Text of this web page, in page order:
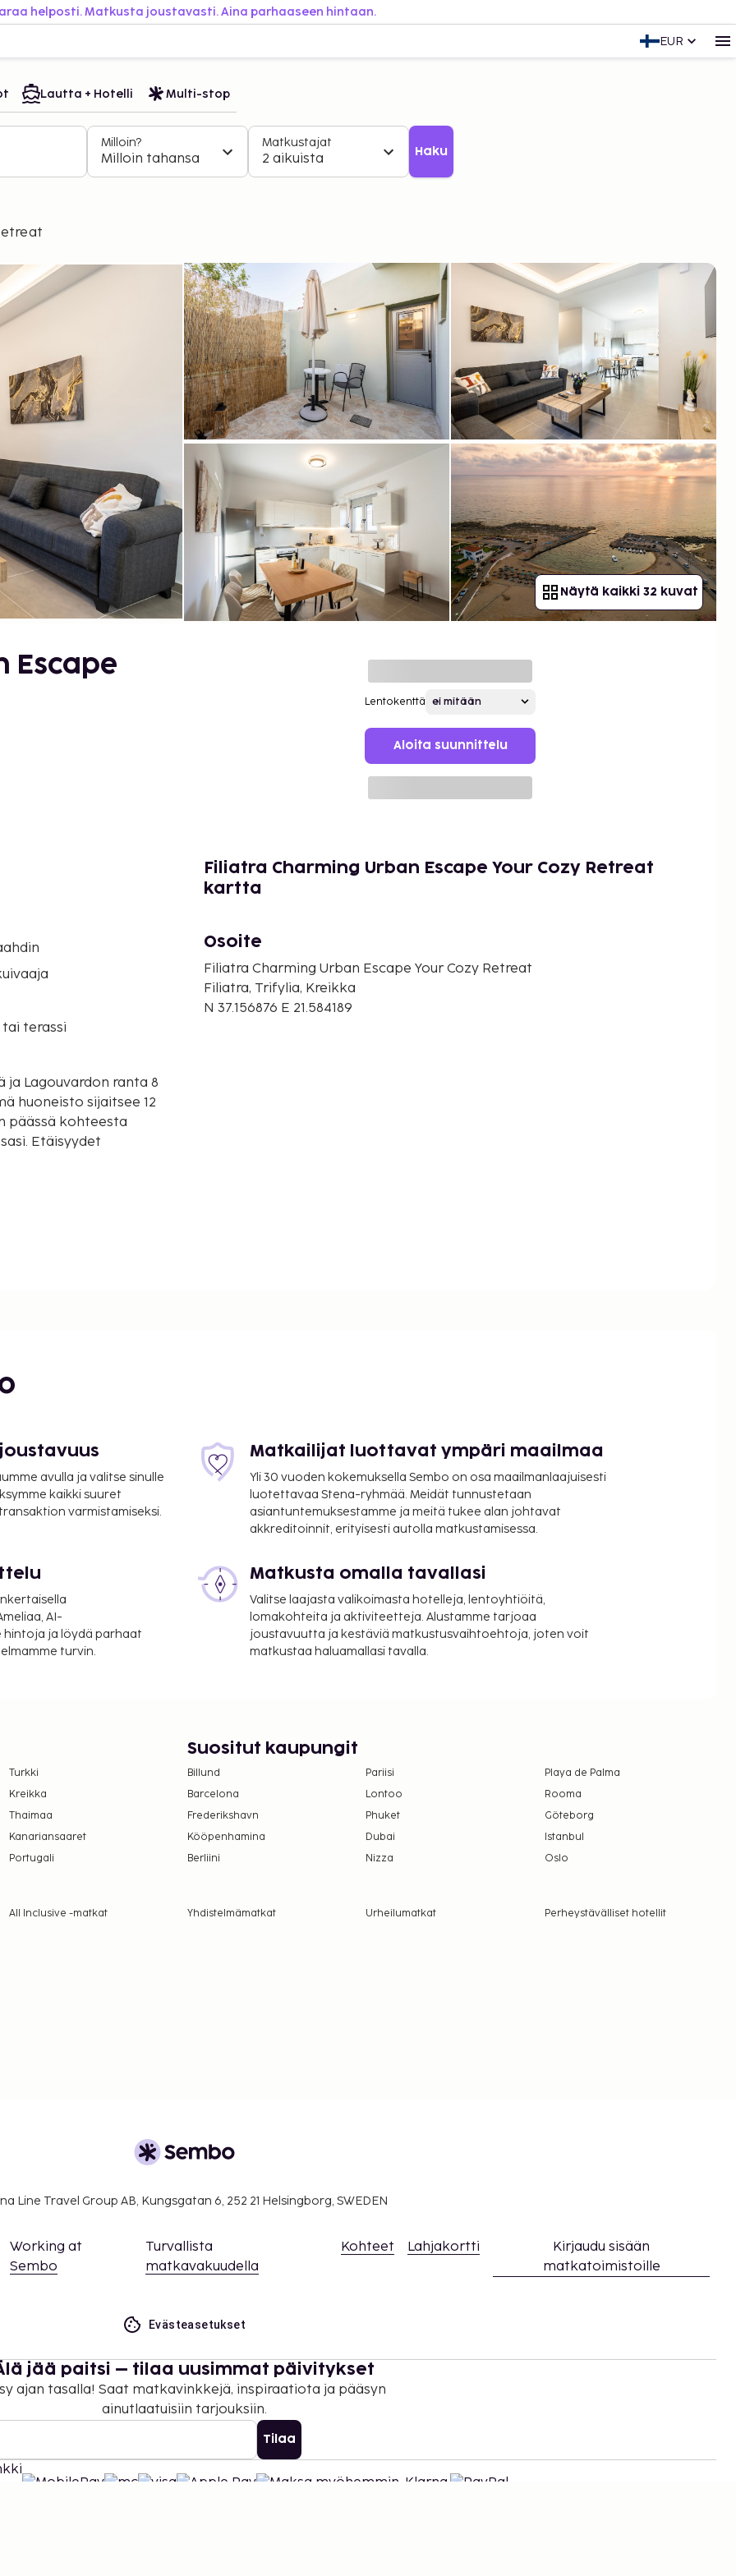
helposti. Matkusta joustavasti. Aina parhaaseen hintaan.
EUR
Lautta + Hotelli Multi-stop
Milloin?
Milloin tahansa
Matkustajat
2 aikuista Haku
Näytä kaikki 32 kuvat
Escape
Lentokenttä
Aloita suunnittelu
terassi
ja Lagouvardon ranta 8
päässä kohteesta
Etäisyydet
kansainvälinen
maksut.
majoituspaikassa.
peritä ympäri
2.00 EUR per
maksut.
voi ylittää 500
Saat lisätietoja
Filiatra Charming Urban Escape Your Cozy Retreat
kartta
Osoite
Filiatra Charming Urban Escape Your Cozy Retreat
Filiatra, Trifylia, Kreikka
N 37.156876 E 21.584189
avulla ja valitse sinulle
kaikki suuret
varmistamiseksi.
Matkailijat luottavat ympäri maailmaa
Yli 30 vuoden kokemuksella Sembo on osa maailmanlaajuisesti
luotettavaa Stena-ryhmää. Meidät tunnustetaan
asiantuntemuksestamme ja meitä tukee alan johtavat
akkreditoinnit, erityisesti autolla matkustamisessa.
AI-
ja löydä parhaat
turvin.
Matkusta omalla tavallasi
Valitse laajasta valikoimasta hotelleja, lentoyhtiöitä,
lomakohteita ja aktiviteetteja. Alustamme tarjoaa
joustavuutta ja kestäviä matkustusvaihtoehtoja, joten voit
matkustaa haluamallasi tavalla.
Turkki
Kreikka
Thaimaa
Kanariansaaret
Portugali
Suositut kaupungit
Billund Pariisi
Playa de Palma
Barcelona
Lontoo
Rooma
Frederikshavn
Phuket
Göteborg
Kööpenhamina
Dubai
Istanbul
Berliini
Nizza Oslo
All Inclusive -matkat Yhdistelmämatkat Urheilumatkat
Perheystävälliset hotellit
Line Travel Group AB, Kungsgatan 6, 252 21 Helsingborg, SWEDEN
Working at
Sembo
Turvallista
matkavakuudella
Kohteet Lahjakortti
Kirjaudu sisään
matkatoimistoille
Evästeasetukset
jää paitsi – tilaa uusimmat päivitykset
ajan tasalla! Saat matkavinkkejä, inspiraatiota ja pääsyn
ainutlaatuisiin tarjouksiin.
Tilaa